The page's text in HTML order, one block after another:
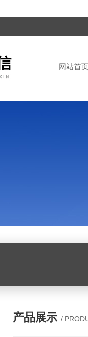
网站首
产品展示 /